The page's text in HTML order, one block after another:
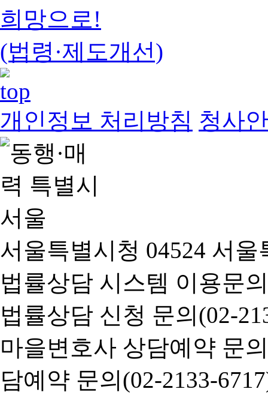
희망으로!
(법령·제도개선)
개인정보 처리방침 청사
서울특별시청 04524 서
법률상담 시스템 이용문
법률상담 신청 문의(02-
마을변호사 상담예약 문
담예약 문의(02-2133-